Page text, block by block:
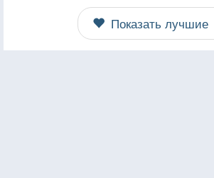
Показать лучшие